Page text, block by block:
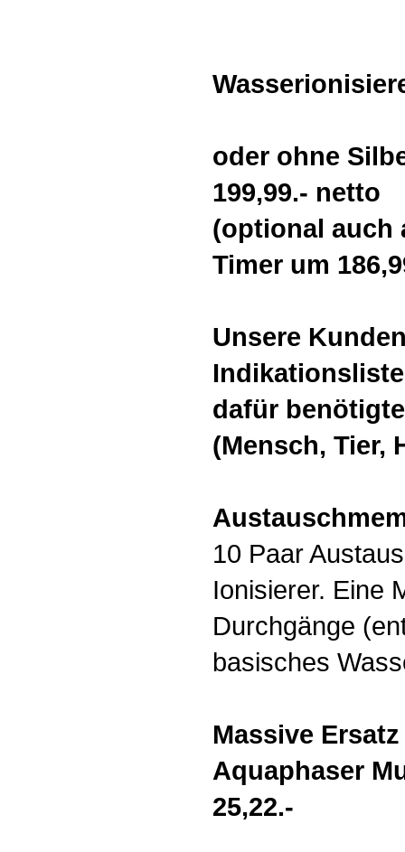
oder ohne
199,99.- netto
(optional auch
Timer um
Unsere
dafür
(Mensch, Tier,
10 Paar
Ionisierer. Eine
Durchgänge
basisches
Massive
Aquaphaser
25,22.-